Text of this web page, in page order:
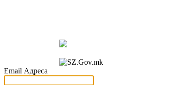
Email Адреса